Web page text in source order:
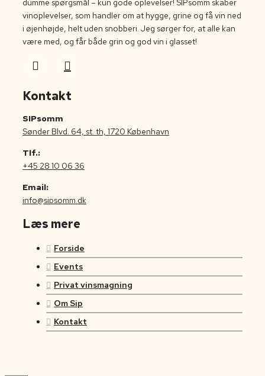
dumme spørgsmål – kun gode oplevelser! SIPsomm skaber
vinoplevelser, som handler om at hygge, grine og få vin ned
i øjenhøjde, helt uden snobberi. Jeg sørger for, at alle kan
være med, og får både grin og god vin i glasset!
Kontakt
SIPsomm
Sønder Blvd. 64, st. th, 1720 København
Tlf.:
+45 28 10 06 36
Email:
info@sipsomm.dk
Læs mere
Forside
Events
Privat vinsmagning
Om Sip
Kontakt